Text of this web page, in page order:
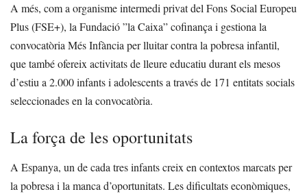
A més, com a organisme intermedi privat del Fons Social Europeu
Plus (FSE+), la Fundació ”la Caixa” cofinança i gestiona la
convocatòria Més Infància per lluitar contra la pobresa infantil,
que també ofereix activitats de lleure educatiu durant els mesos
d’estiu a 2.000 infants i adolescents a través de 171 entitats socials
seleccionades en la convocatòria.
La força de les oportunitats
A Espanya, un de cada tres infants creix en contextos marcats per
la pobresa i la manca d’oportunitats. Les dificultats econòmiques,